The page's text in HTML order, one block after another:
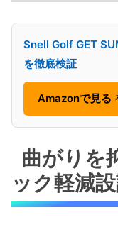
Snell Golf GET
を徹底検証
Amazonで見る
曲がりを
ック軽減